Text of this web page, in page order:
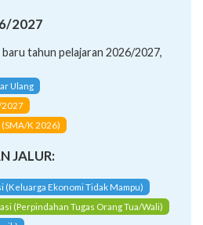
2027
tahun pelajaran 2026/2027,
Ulang
2027
(SMA/K 2026)
JALUR:
(Keluarga Ekonomi Tidak Mampu)
(Perpindahan Tugas Orang Tua/Wali)